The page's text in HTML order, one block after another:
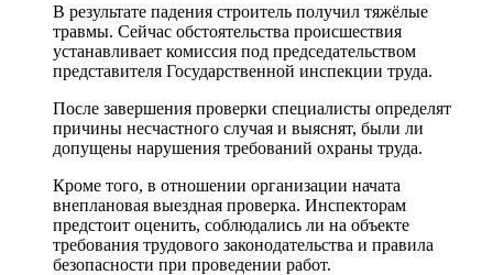
В результате падения строитель получил тяжёлые
травмы. Сейчас обстоятельства происшествия
устанавливает комиссия под председательством
представителя Государственной инспекции труда.
После завершения проверки специалисты определят
причины несчастного случая и выяснят, были ли
допущены нарушения требований охраны труда.
Кроме того, в отношении организации начата
внеплановая выездная проверка. Инспекторам
предстоит оценить, соблюдались ли на объекте
требования трудового законодательства и правила
безопасности при проведении работ.